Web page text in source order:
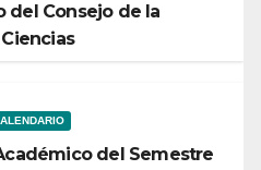
del Consejo de la
del Semestre